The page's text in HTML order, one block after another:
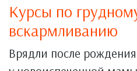
Курсы по
вскармливанию
Врядли после